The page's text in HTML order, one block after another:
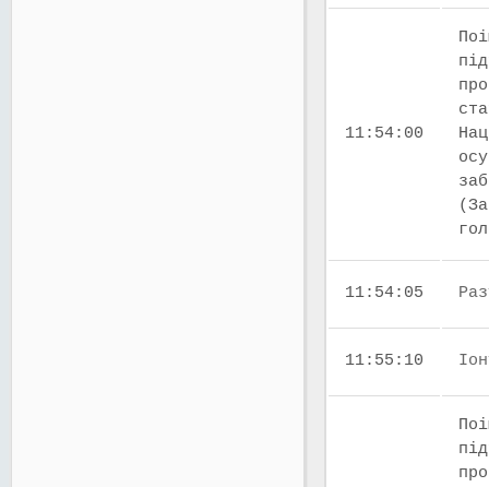
11:54:00
11:54:05
11:55:10